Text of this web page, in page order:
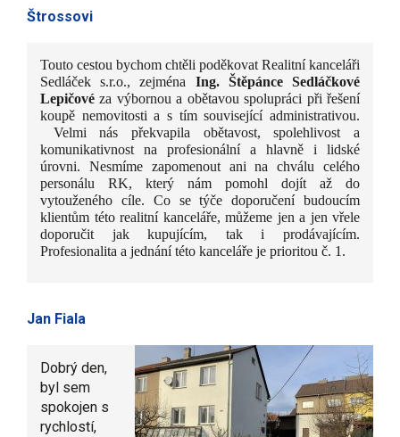
Štrossovi
Touto cestou bychom chtěli poděkovat Realitní kanceláři
Sedláček s.r.o., zejména Ing. Štěpánce Sedláčkové
Lepičovéza výbornou a obětavou spolupráci při řešení
koupě nemovitosti a s tím související administrativou.
Velmi nás překvapila obětavost, spolehlivost a
komunikativnost na profesionální a hlavně i lidské
úrovni. Nesmíme zapomenout ani na chválu celého
personálu RK, který nám pomohl dojít až do
vytouženého cíle. Co se týče doporučení budoucím
klientům této realitní kanceláře, můžeme jen a jen vřele
doporučit jak kupujícím, tak i prodávajícím.
Profesionalita a jednání této kanceláře je prioritou č. 1.
Jan Fiala
Dobrý den,
byl sem
spokojen s
rychlostí,